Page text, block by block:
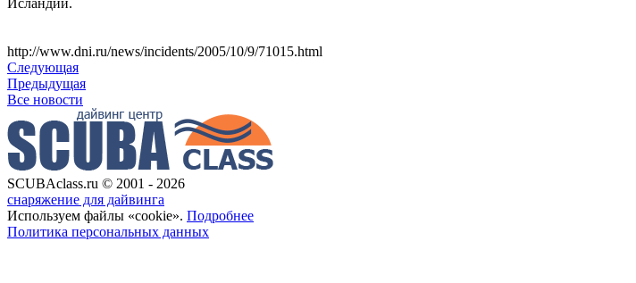
http://www.dni.ru/news/incidents/2005/10/9/71015.html
Следующая
Предыдущая
Все новости
SCUBAclass.ru © 2001 - 2026
снаряжение для дайвинга
Используем файлы «cookie». Подробнее
Политика персональных данных